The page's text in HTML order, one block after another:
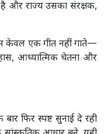
है और राज्य उसका संरक्षक,
केवल एक गीत नहीं गाते—
आध्यात्मिक चेतना और
फिर स्पष्ट सुनाई दे रही